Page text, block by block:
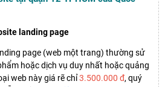
landing page
page (web một trang) thường sử
hoặc dịch vụ duy nhất hoặc quảng
web này giá rẽ chỉ3.500.000 đ, quý